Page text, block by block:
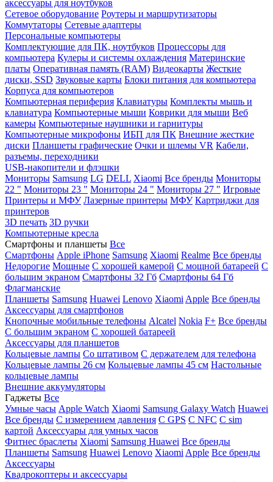
аксессуары для ноутбуков
Сетевое оборудование Роутеры и маршрутизаторы
Коммутаторы Сетевые адаптеры
Персональные компьютеры
Комплектующие для ПК, ноутбуков Процессоры для
компьютера Кулеры и системы охлаждения Материнские
платы Оперативная память (RAM) Видеокарты Жесткие
диски, SSD Звуковые карты Блоки питания для компьютера
Корпуса для компьютеров
Компьютерная периферия Клавиатуры Комплекты мышь и
клавиатура Компьютерные мыши Коврики для мыши Веб
камеры Компьютерные наушники и гарнитуры
Компьютерные микрофоны ИБП для ПК Внешние жесткие
диски Планшеты графические Очки и шлемы VR Кабели,
разъемы, переходники
USB-накопители и флэшки
Мониторы Samsung LG DELL Xiaomi Все бренды Мониторы
22 " Мониторы 23 " Мониторы 24 " Мониторы 27 " Игровые
Принтеры и МФУ Лазерные принтеры МФУ Картриджи для
принтеров
3D печать 3D ручки
Компьютерные кресла
Смартфоны и планшеты Все
Смартфоны Apple iPhone Samsung Xiaomi Realme Все бренды
Недорогие Мощные С хорошей камерой С мощной батареей С
большим экраном Смартфоны 32 Гб Смартфоны 64 Гб
Флагманские
Планшеты Samsung Huawei Lenovo Xiaomi Apple Все бренды
Аксессуары для смартфонов
Кнопочные мобильные телефоны Alcatel Nokia F+ Все бренды
С большим экраном С хорошей батареей
Аксессуары для планшетов
Кольцевые лампы Со штативом C держателем для телефона
Кольцевые лампы 26 см Кольцевые лампы 45 см Настольные
кольцевые лампы
Внешние аккумуляторы
Гаджеты Все
Умные часы Apple Watch Xiaomi Samsung Galaxy Watch Huawei
Все бренды C измерением давления C GPS C NFC C sim
картой Аксессуары для умных часов
Фитнес браслеты Xiaomi Samsung Huawei Все бренды
Планшеты Samsung Huawei Lenovo Xiaomi Apple Все бренды
Аксессуары
Квадрокоптеры и аксессуары